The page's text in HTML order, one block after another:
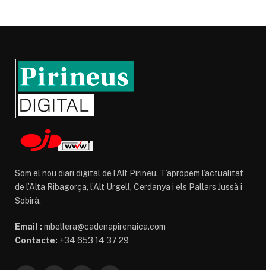
Som el nou diari digital de l’Alt Pirineu. T’apropem l’actualitat
de l’Alta Ribagorça, l’Alt Urgell, Cerdanya i els Pallars Jussà i
Sobirà.
Email : mbellera@cadenapirenaica.com
Contacte: +34 653 14 37 29